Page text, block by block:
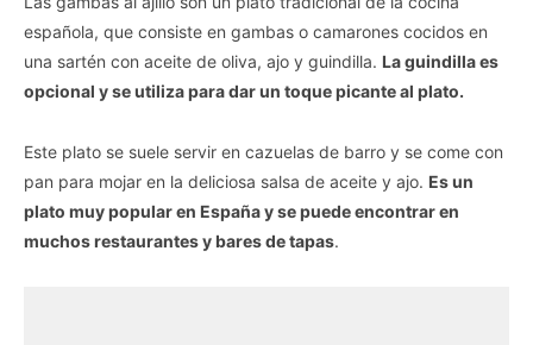
española, que consiste en gambas o camarones cocidos en
una sartén con aceite de oliva, ajo y guindilla. La guindilla es
opcional y se utiliza para dar un toque picante al plato.
Este plato se suele servir en cazuelas de barro y se come con
pan para mojar en la deliciosa salsa de aceite y ajo. Es un
plato muy popular en España y se puede encontrar en
muchos restaurantes y bares de tapas.